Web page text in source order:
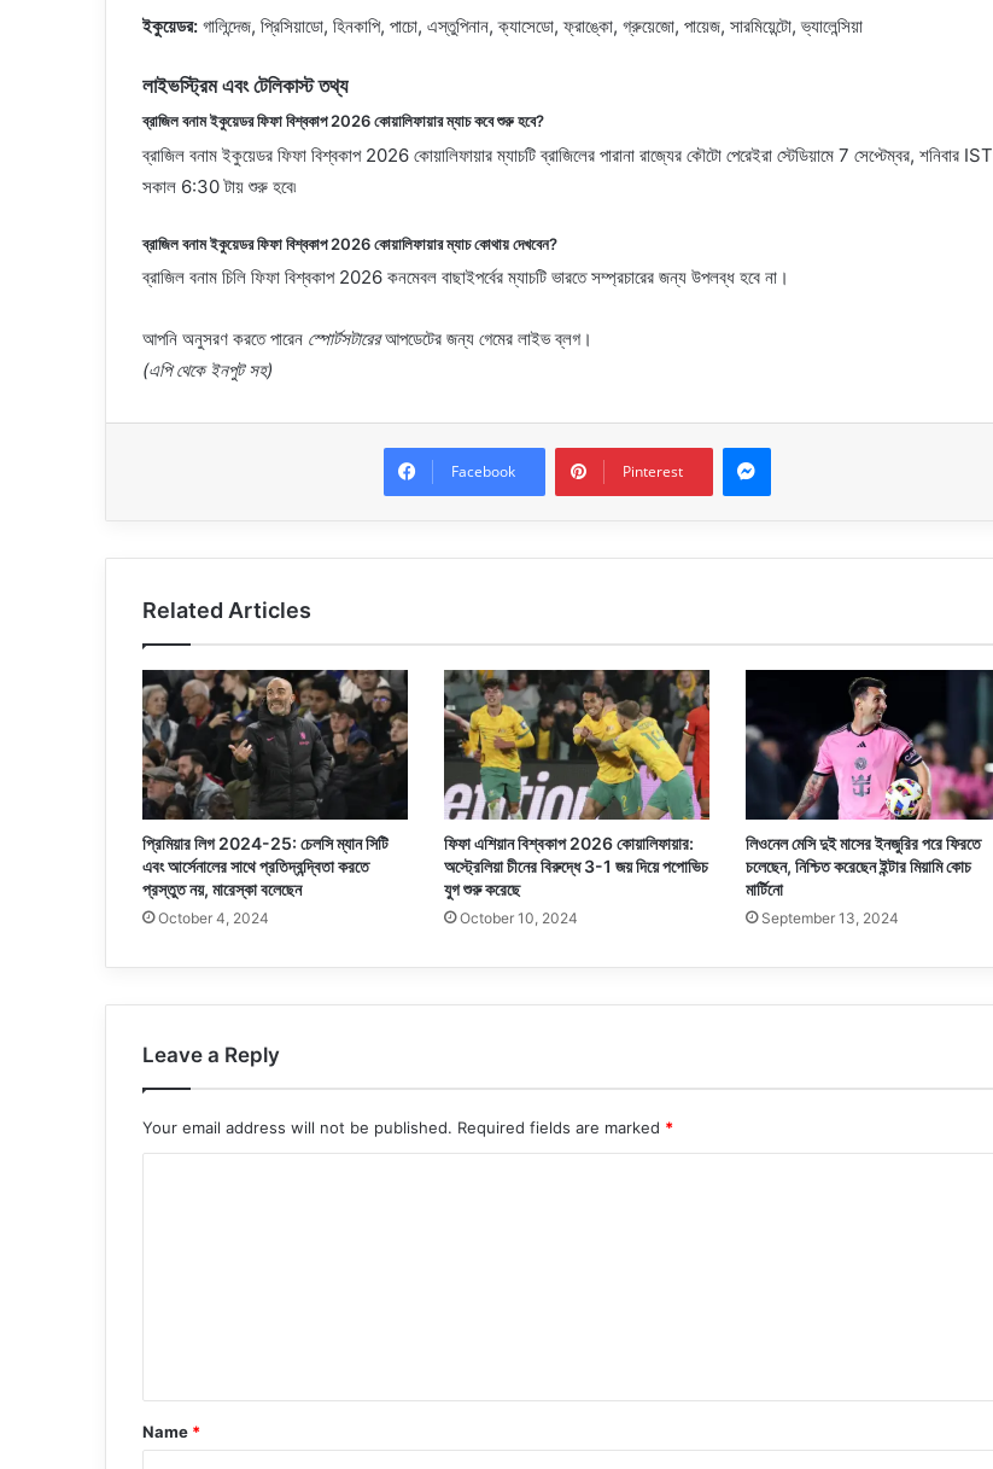
ইকুয়েডর: গালিন্দেজ, প্রিসিয়াডো, হিনকাপি, পাচো, এস্তুপিনান, ক্যাসেডো, ফ্রাঙ্কো, গ্রুয়েজো, পায়েজ, সারমিয়েন্টো, ভ্যালেন্সিয়া
লাইভস্ট্রিম এবং টেলিকাস্ট তথ্য
ব্রাজিল বনাম ইকুয়েডর ফিফা বিশ্বকাপ 2026 কোয়ালিফায়ার ম্যাচ কবে শুরু হবে?
ব্রাজিল বনাম ইকুয়েডর ফিফা বিশ্বকাপ 2026 কোয়ালিফায়ার ম্যাচটি ব্রাজিলের পারানা রাজ্যের কৌটো পেরেইরা স্টেডিয়ামে 7 সেপ্টেম্বর, শনিবার IST
সকাল 6:30 টায় শুরু হবে৷
ব্রাজিল বনাম ইকুয়েডর ফিফা বিশ্বকাপ 2026 কোয়ালিফায়ার ম্যাচ কোথায় দেখবেন?
ব্রাজিল বনাম চিলি ফিফা বিশ্বকাপ 2026 কনমেবল বাছাইপর্বের ম্যাচটি ভারতে সম্প্রচারের জন্য উপলব্ধ হবে না।
আপনি অনুসরণ করতে পারেন স্পোর্টসটারেরআপডেটের জন্য গেমের লাইভ ব্লগ।
(এপি থেকে ইনপুট সহ)
Facebook Pinterest
Messenger
Related Articles
প্রিমিয়ার লিগ 2024-25: চেলসি ম্যান সিটি
এবং আর্সেনালের সাথে প্রতিদ্বন্দ্বিতা করতে
প্রস্তুত নয়, মারেস্কা বলেছেন
October 4, 2024
ফিফা এশিয়ান বিশ্বকাপ 2026 কোয়ালিফায়ার:
অস্ট্রেলিয়া চীনের বিরুদ্ধে 3-1 জয় দিয়ে পপোভিচ
যুগ শুরু করেছে
October 10, 2024
লিওনেল মেসি দুই মাসের ইনজুরির পরে ফিরতে
চলেছেন, নিশ্চিত করেছেন ইন্টার মিয়ামি কোচ
মার্টিনো
September 13, 2024
Leave a Reply
Your email address will not be published. Required fields are marked *
*
Name *